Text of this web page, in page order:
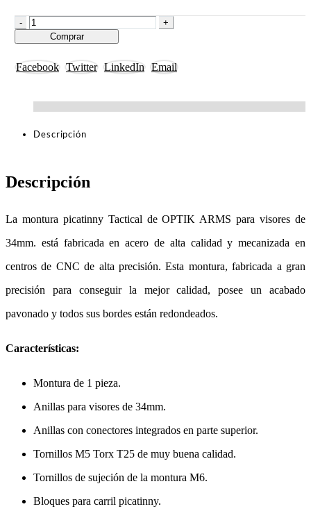
-
+
Comprar
Facebook Twitter LinkedIn Email
Descripción
Descripción
La montura picatinny Tactical de OPTIK ARMS para visores de
34mm. está fabricada en acero de alta calidad y mecanizada en
centros de CNC de alta precisión. Esta montura, fabricada a gran
precisión para conseguir la mejor calidad, posee un acabado
pavonado y todos sus bordes están redondeados.
Características:
Montura de 1 pieza.
Anillas para visores de 34mm.
Anillas con conectores integrados en parte superior.
Tornillos M5 Torx T25 de muy buena calidad.
Tornillos de sujeción de la montura M6.
Bloques para carril picatinny.